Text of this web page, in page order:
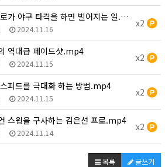
가 야구 타격을 하면 벌어지는 일.mp4
2024.11.16
x2
역대급 페이드샷.mp4
2024.11.15
x2
피드를 극대화 하는 방법.mp4
2024.11.15
x2
스윙을 구사하는 김은선 프로.mp4
2024.11.14
x2
목록 글쓰기